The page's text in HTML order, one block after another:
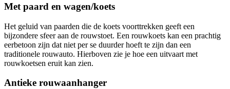
Met paard en wagen/koets
Het geluid van paarden die de koets voorttrekken geeft een
bijzondere sfeer aan de rouwstoet. Een rouwkoets kan een prachtig
eerbetoon zijn dat niet per se duurder hoeft te zijn dan een
traditionele rouwauto. Hierboven zie je hoe een uitvaart met
rouwkoetsen eruit kan zien.
Antieke rouwaanhanger